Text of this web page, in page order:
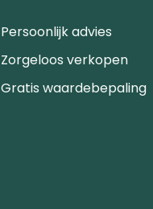
Persoonlijk advies
Zorgeloos verkopen
Gratis waardebepaling